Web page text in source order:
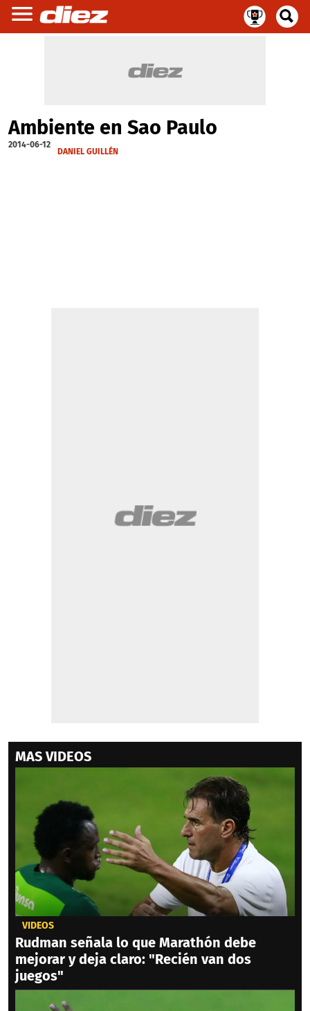
Ambiente en Sao Paulo
2014-06-12
DANIEL GUILLÉN
MAS VIDEOS
VIDEOS
Rudman señala lo que Marathón debe
mejorar y deja claro: "Recién van dos
juegos"